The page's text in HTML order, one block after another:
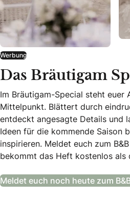
Werbung
Das Bräutigam
Im Bräutigam-Special steht
Mittelpunkt. Blättert durch
entdeckt angesagte Details und
Ideen für die kommende Saison
inspirieren. Meldet euch zum
bekommt das Heft kostenlos als
Meldet euch noch heute zum